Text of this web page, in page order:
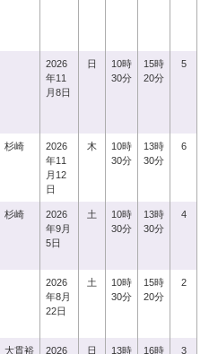
2026
年11
月8日
日
10時
30分
15時
20分
5
杉崎
2026
年11
月12
日
木
10時
30分
13時
30分
6
杉崎
2026
年9月
5日
土
10時
30分
13時
30分
4
2026
年8月
22日
土
10時
30分
15時
20分
2
大貫裕
2026
日
13時
16時
3